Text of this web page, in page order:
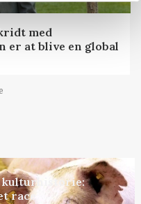
med
er at blive en global
kulturhistorie:
race